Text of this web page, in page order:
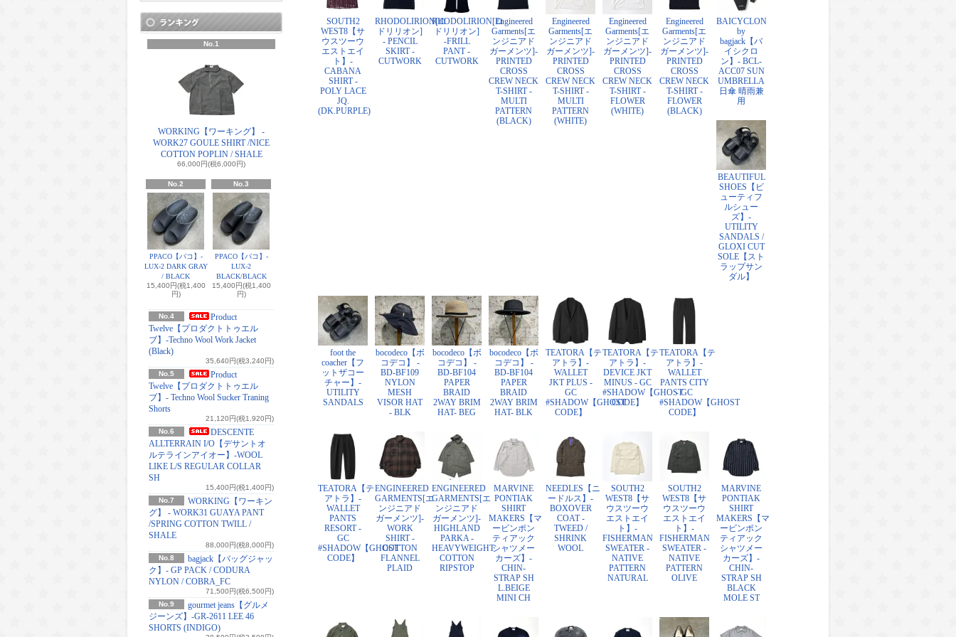
No.1
WORKING【ワーキング】 -
WORK27 GOULE SHIRT /NICE
COTTON POPLIN / SHALE
66,000円(税6,000円)
No.2
PPACO【パコ】-
LUX-2 DARK GRAY
/ BLACK
15,400円(税1,400
円)
No.3
PPACO【パコ】-
LUX-2
BLACK/BLACK
15,400円(税1,400
円)
No.4
Product
Twelve【プロダクトトゥエル
ブ】-Techno Wool Work Jacket
(Black)
35,640円(税3,240円)
No.5
Product
Twelve【プロダクトトゥエル
ブ】- Techno Wool Sucker Traning
Shorts
21,120円(税1,920円)
No.6
DESCENTE
ALLTERRAIN I/O【デサントオ
ルテラインアイオー】-WOOL
LIKE L/S REGULAR COLLAR
SH
15,400円(税1,400円)
No.7
WORKING【ワーキン
グ】 - WORK31 GUAYA PANT
/SPRING COTTON TWILL /
SHALE
88,000円(税8,000円)
No.8
bagjack【バッグジャッ
ク】- GP PACK / CODURA
NYLON / COBRA_FC
71,500円(税6,500円)
No.9
gourmet jeans【グルメ
ジーンズ】-GR-2611 LEE 46
SHORTS (INDIGO)
SOUTH2
WEST8【サ
ウスツーウ
エストエイ
ト】-
CABANA
SHIRT -
POLY LACE
JQ.
(DK.PURPLE)
RHODOLIRION[ロ
ドリリオン]
- PENCIL
SKIRT -
CUTWORK
RHODOLIRION[ロ
ドリリオン]
-FRILL
PANT -
CUTWORK
Engineered
Garments[エ
ンジニアド
ガーメンツ]-
PRINTED
CROSS
CREW NECK
T-SHIRT -
MULTI
PATTERN
(BLACK)
Engineered
Garments[エ
ンジニアド
ガーメンツ]-
PRINTED
CROSS
CREW NECK
T-SHIRT -
MULTI
PATTERN
(WHITE)
Engineered
Garments[エ
ンジニアド
ガーメンツ]-
PRINTED
CROSS
CREW NECK
T-SHIRT -
FLOWER
(WHITE)
Engineered
Garments[エ
ンジニアド
ガーメンツ]-
PRINTED
CROSS
CREW NECK
T-SHIRT -
FLOWER
(BLACK)
BAICYCLON
by
bagjack【バ
イシクロ
ン】- BCL-
ACC07 SUN
UMBRELLA
日傘 晴雨兼
用
BEAUTIFUL
SHOES【ビ
ューティフ
ルシュー
ズ】-
UTILITY
SANDALS /
GLOXI CUT
SOLE【スト
ラップサン
ダル】
foot the
coacher【フ
ットザコー
チャー】-
UTILITY
SANDALS
bocodeco【ボ
コデコ】 -
BD-BF109
NYLON
MESH
VISOR HAT
- BLK
bocodeco【ボ
コデコ】 -
BD-BF104
PAPER
BRAID
2WAY BRIM
HAT- BEG
bocodeco【ボ
コデコ】 -
BD-BF104
PAPER
BRAID
2WAY BRIM
HAT- BLK
TEATORA【テ
アトラ】-
WALLET
JKT PLUS -
GC
#SHADOW【GHOST
CODE】
TEATORA【テ
アトラ】-
DEVICE JKT
MINUS - GC
#SHADOW【GHOST
CODE】
TEATORA【テ
アトラ】-
WALLET
PANTS CITY
- GC
#SHADOW【GHOST
CODE】
TEATORA【テ
アトラ】-
WALLET
PANTS
RESORT -
GC
#SHADOW【GHOST
CODE】
ENGINEERED
GARMENTS[エ
ンジニアド
ガーメンツ]-
WORK
SHIRT -
COTTON
FLANNEL
PLAID
ENGINEERED
GARMENTS[エ
ンジニアド
ガーメンツ]-
HIGHLAND
PARKA -
HEAVYWEIGHT
COTTON
RIPSTOP
MARVINE
PONTIAK
SHIRT
MAKERS【マ
ービンポン
ティアック
シャツメー
カーズ】-
CHIN-
STRAP SH
L.BEIGE
MINI CH
NEEDLES【ニ
ードルス】-
BOXOVER
COAT -
TWEED /
SHRINK
WOOL
SOUTH2
WEST8【サ
ウスツーウ
エストエイ
ト】-
FISHERMAN
SWEATER -
NATIVE
PATTERN
NATURAL
SOUTH2
WEST8【サ
ウスツーウ
エストエイ
ト】-
FISHERMAN
SWEATER -
NATIVE
PATTERN
OLIVE
MARVINE
PONTIAK
SHIRT
MAKERS【マ
ービンポン
ティアック
シャツメー
カーズ】-
CHIN-
STRAP SH
BLACK
MOLE ST